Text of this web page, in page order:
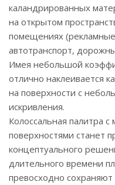
каландрированных
на открытом
помещениях
автотранспорт,
Имея небольшой
отлично наклеивается
на поверхности с
искривления.
Колоссальная палитра
поверхностями станет
концептуального
длительного времени
превосходно